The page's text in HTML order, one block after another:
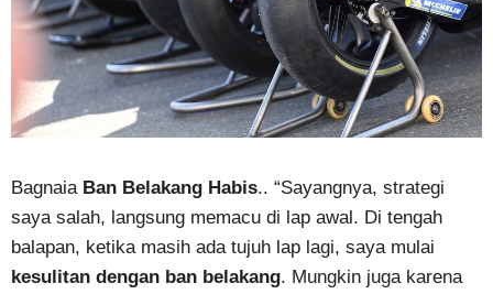
Bagnaia Ban Belakang Habis.. “Sayangnya, strategi
saya salah, langsung memacu di lap awal. Di tengah
balapan, ketika masih ada tujuh lap lagi, saya mulai
kesulitan dengan ban belakang. Mungkin juga karena